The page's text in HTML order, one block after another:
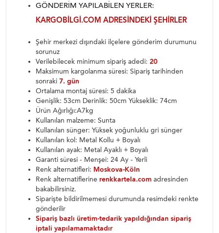
GÖNDERIM YAPILABILEN YERLER:
KARGOBILGI.COM ADRESINDEKI ŞEHIRLER
Şehir merkezi dışındaki ilçelere gönderim durumunu
sorunuz
Verilebilecek minimum sipariş adedi: 20
Maksimum kargolanma süresi: Sipariş tarihinden
sonraki 7. gün
Ortalama montaj süresi: 5 dakika
Genişlik: 53cm Derinlik: 50cm Yükseklik: 74cm
Ürün Ağırlığı:A7kg
Kullanılan malzeme: Sunta
Kullanılan sünger: Yüksek yoğunluklu gri sünger
Kullanılan kol: Metal Kollu + Boyalı
Kullanılan ayak: Metal Ayaklı + Boyalı
Garanti süresi - Menşei: 24 Ay - Yerli
Renk alternatifleri: Moskova-Köln
Renk alternatiflerine renkkartela.com adresinden
bakabilirsiniz.
Siparişte bildirilmemesi durumunda resimdeki renkte
gönderilir
Sipariş bazlı üretim-tedarik yapıldığından sipariş
iptali yapılamamaktadır